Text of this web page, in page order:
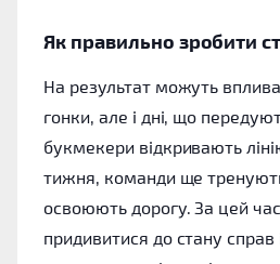
Як правильно зробити
На результат можуть
гонки, але і дні, що
букмекери відкривають
тижня, команди ще
освоюють дорогу. За цей
придивитися до стану справ